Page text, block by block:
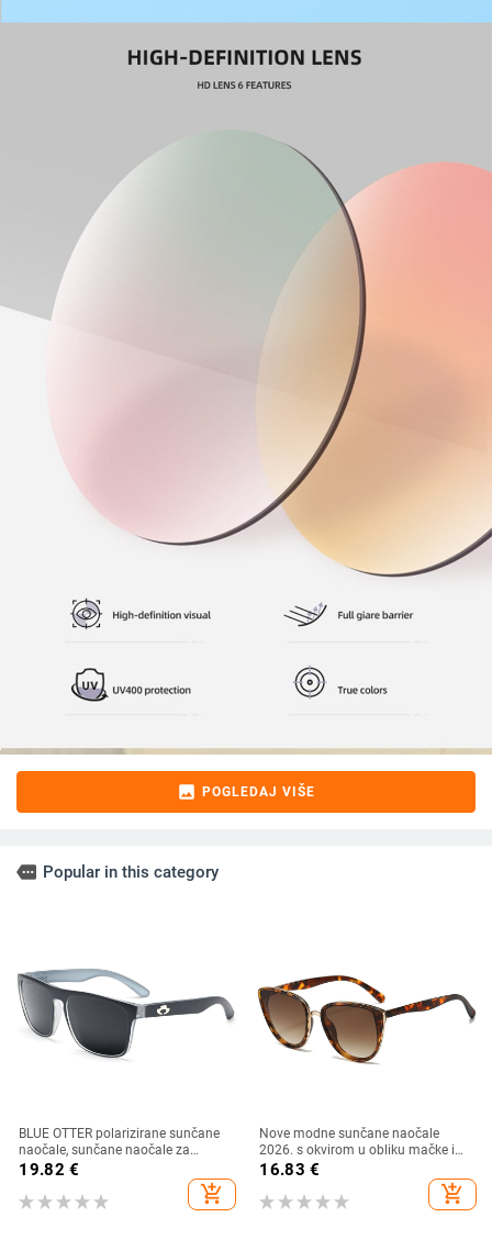
image POGLEDAJ VIŠE
more Popular in this category
BLUE OTTER polarizirane sunčane
naočale, sunčane naočale za
sportove na otvorenom, sunčane
naočale za plažu, naočale za
ribolov, sunčane naočale za vožnju,
19.82 €
add_shopping_cart
Nove modne sunčane naočale
2026. s okvirom u obliku mačke i
zlatnim rubom - moderne,
16.83 €
add_shopping_cart